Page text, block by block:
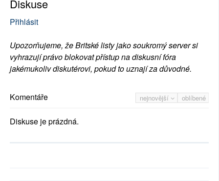
Diskuse
Přihlásit
Upozorňujeme, že Britské listy jako soukromý server si
vyhrazují právo blokovat přístup na diskusní fóra
jakémukoliv diskutérovi, pokud to uznají za důvodné.
nejnovější oblíbené
Komentáře
Diskuse je prázdná.